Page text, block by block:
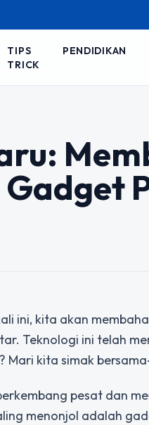
TIPS
TRICK
PENDIDIKAN
Gadget
ini, kita akan
Teknologi ini telah
Mari kita simak
pesat dan
menonjol adalah